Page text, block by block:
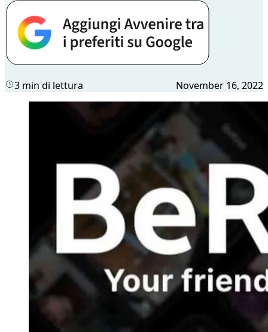
3 min di lettura November 16, 2022